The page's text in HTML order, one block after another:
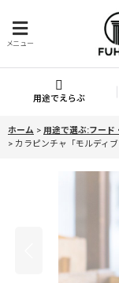
メニュー
用途でえらぶ
ホーム > 用途で選ぶ:フード
> カラピンチャ「モルディ